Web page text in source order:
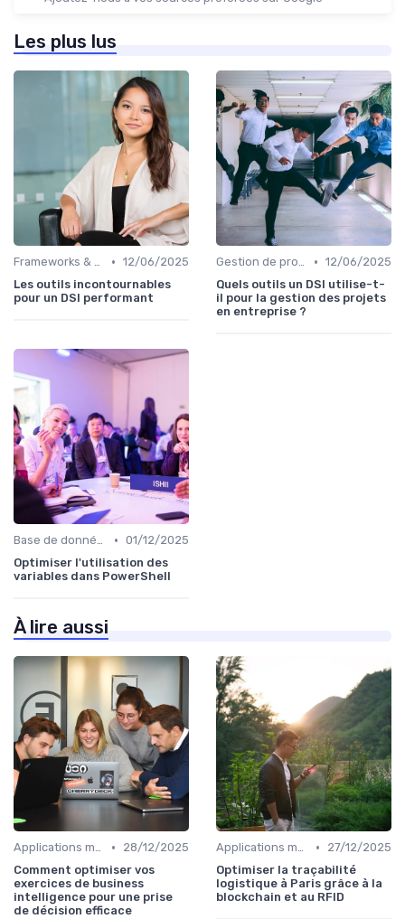
Les plus lus
Frameworks & Outils • 12/06/2025
Les outils incontournables
pour un DSI performant
Gestion de projets • 12/06/2025
Quels outils un DSI utilise-t-
il pour la gestion des projets
en entreprise ?
Base de données • 01/12/2025
Optimiser l'utilisation des
variables dans PowerShell
À lire aussi
Applications métiers •
28/12/2025
Comment optimiser vos
exercices de business
intelligence pour une prise
de décision efficace
Applications métiers •
27/12/2025
Optimiser la traçabilité
logistique à Paris grâce à la
blockchain et au RFID